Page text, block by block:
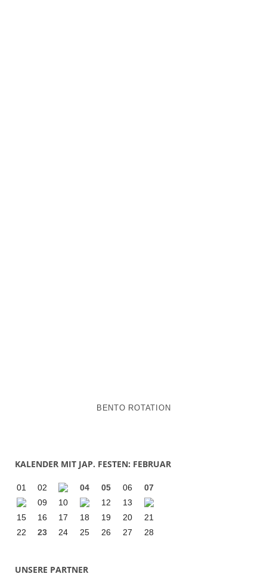
BENTO ROTATION
KALENDER MIT JAP. FESTEN: FEBRUAR
01 02 04 05 06
07
09
10 12
13
15
16 17 18 19 20
21
22
23 24 25 26 27 28
UNSERE PARTNER